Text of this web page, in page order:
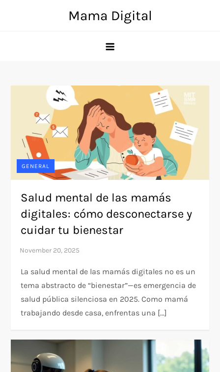
Mama Digital
GENERAL
Salud mental de las mamás
digitales: cómo desconectarse y
cuidar tu bienestar
La salud mental de las mamás digitales no es un
tema abstracto de “bienestar”—es emergencia de
salud pública silenciosa en 2025. Como mamá
trabajando desde casa, enfrentas una […]